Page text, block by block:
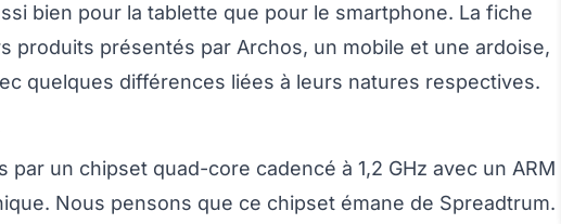
bien pour la tablette que pour le smartphone. La fiche
produits présentés par Archos, un mobile et une ardoise,
quelques différences liées à leurs natures respectives.
par un chipset quad-core cadencé à 1,2 GHz avec un ARM
Nous pensons que ce chipset émane de Spreadtrum.